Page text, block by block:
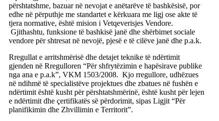
përshtatshme, bazuar në nevojat e anëtarëve të bashkësisë, por
edhe në përputhje me standartet e kërkuara me ligj ose akte të
tjera normative, është mision i Vetqeverisjes Vendore.
Gjithashtu, funksione të bashkisë janë dhe shërbimet sociale
vendore për shtresat në nevojë, pjesë e të cilëve janë dhe p.a.k.
Rregullat e arritshmërisë dhe detajet teknike të ndërtimit
gjenden në Rregulloren “Për shfrytëzimin e hapësirave publike
nga ana e p.a.k”, VKM 1503/2008. Kjo rregullore, udhëzues
në ndihmë të specialistëve projektues dhe zbatues në fushën e
ndërtimit është kusht për përshtatshmërinë, është kusht për lejen
e ndërtimit dhe çertifikatës së përdorimit, sipas Ligjit “Për
planifikimin dhe Zhvillimin e Territorit”.